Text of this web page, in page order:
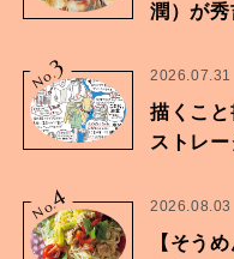
潤）が
No.
3 2026.07.31
描くこ
ストレ
No.
4 2026.08.03
【そう